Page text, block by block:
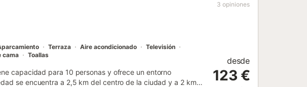
3 opiniones
Terraza Aire acondicionado
Televisión
cama Toallas
capacidad para 10 personas y ofrece un entorno
se encuentra a 2,5 km del centro de la ciudad y a 2 km
desde
123 €